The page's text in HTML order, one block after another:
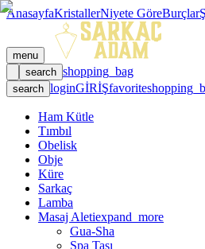
AnasayfaKristallerNiyete GöreBurçlar
menu
search shopping_bag
search loginGİRİŞfavorite
Ham Kütle
Tımbıl
Obelisk
Obje
Küre
Sarkaç
Lamba
Masaj Aletiexpand_more
Gua-Sha
Spa Taşı